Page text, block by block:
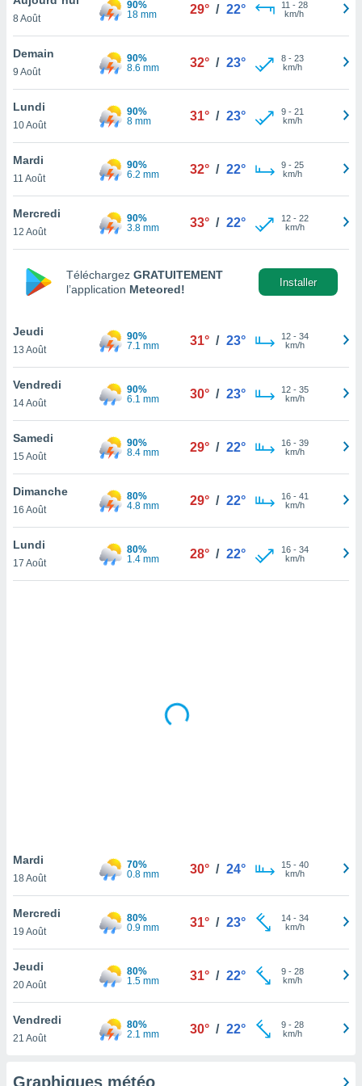
et
»,
au
vous
qu'ils
ou
le
ainsi
un
la
du
votre
à
en
le
notre
que
et que
8 Août
90%
18 mm
29° / 22° 11 - 28
km/h
Demain
9 Août
90%
8.6 mm
32° / 23° 8- 23
km/h
Lundi
10 Août
90%
8 mm
31° / 23° 9- 21
km/h
Mardi
11 Août
90%
6.2 mm
32° / 22° 9- 25
km/h
Mercredi
12 Août
90%
3.8 mm
33° / 22° 12- 22
km/h
Téléchargez GRATUITEMENT
l’application Meteored!
Installer
Jeudi
13 Août
90%
7.1 mm
31° / 23° 12- 34
km/h
Vendredi
14 Août
90%
6.1 mm
30° / 23° 12- 35
km/h
Samedi
15 Août
90%
8.4 mm
29° / 22° 16- 39
km/h
Dimanche
16 Août
80%
4.8 mm
29° / 22° 16- 41
km/h
Lundi
17 Août
80%
1.4 mm
28° / 22° 16- 34
km/h
Mardi
18 Août
70%
0.8 mm
30° / 24° 15- 40
km/h
Mercredi
19 Août
80%
0.9 mm
31° / 23° 14- 34
km/h
Jeudi
20 Août
80%
1.5 mm
31° / 22° 9- 28
km/h
Vendredi
21 Août
80%
2.1 mm
30° / 22° 9- 28
km/h
Graphiques météo